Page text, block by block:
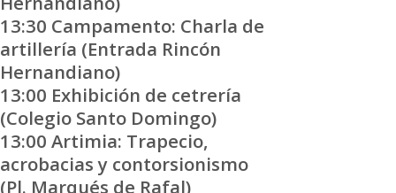
13:30 Campamento: Charla de
artillería (Entrada Rincón
Hernandiano)
13:00 Exhibición de cetrería
(Colegio Santo Domingo)
13:00 Artimia: Trapecio,
acrobacias y contorsionismo
(Pl. Marqués de Rafal)